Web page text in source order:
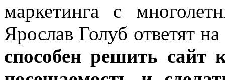
маркетинга с
Ярослав Голуб ответят
способен решить сайт